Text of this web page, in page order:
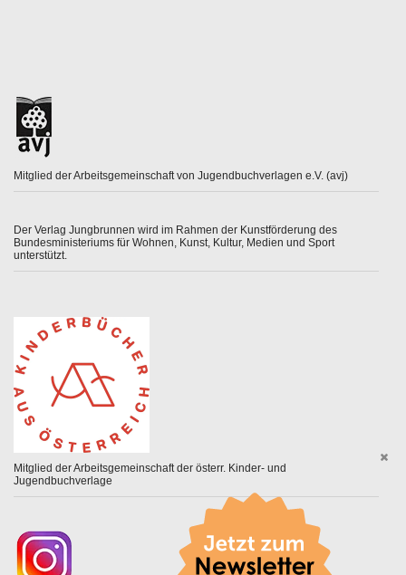
Mitglied der Arbeitsgemeinschaft von Jugendbuchverlagen e.V. (avj)
Der Verlag Jungbrunnen wird im Rahmen der Kunstförderung des
Bundesministeriums für Wohnen, Kunst, Kultur, Medien und Sport
unterstützt.
Mitglied der Arbeitsgemeinschaft der österr. Kinder- und
Jugendbuchverlage